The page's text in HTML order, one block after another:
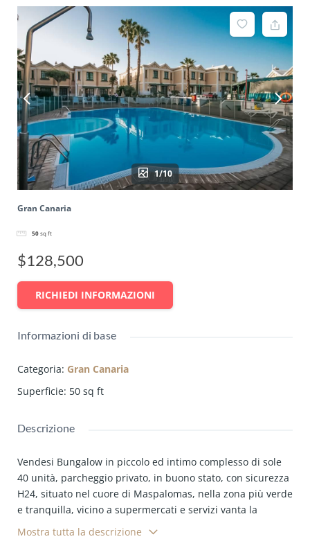
1/10
Gran Canaria
50 sq ft
$128,500
RICHIEDI INFORMAZIONI
Informazioni di base
Categoria: Gran Canaria
Superficie: 50 sq ft
Descrizione
Vendesi Bungalow in piccolo ed intimo complesso di sole
40 unità, parcheggio privato, in buono stato, con sicurezza
H24, situato nel cuore di Maspalomas, nella zona più verde
e tranquilla, vicino a supermercati e servizi vanta la
possibilità di scegliere il relax a due passi dai divertimenti
Mostra tutta la descrizione